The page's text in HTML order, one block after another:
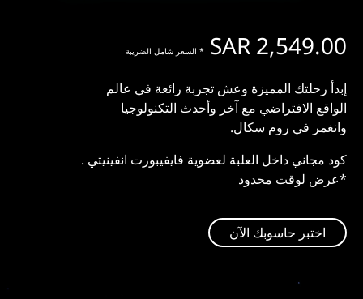
Arabic
SAR 2,549.00 * السعر شامل الضريبة
إبدأ رحلتك المميزة وعش تجربة رائعة في عالم
الواقع الافتراضي مع آخر وأحدث التكنولوجيا
وانغمر في روم سكال.
كود مجاني داخل العلبة لعضویة فایفیبورت انفینیتي .
*عرض لوقت محدود
اختبر حاسوبك الآن